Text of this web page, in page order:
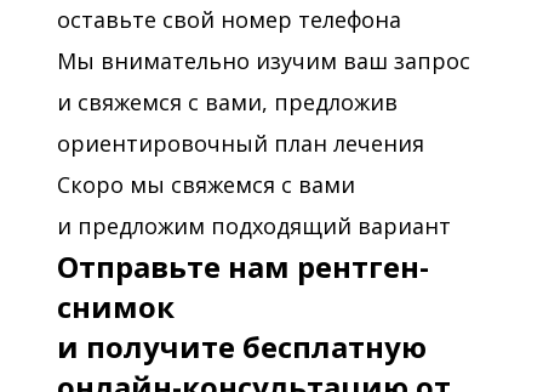
оставьте свой номер телефона
Мы внимательно изучим ваш запрос
и свяжемся с вами, предложив
ориентировочный план лечения
Скоро мы свяжемся с вами
и предложим подходящий вариант
Отправьте нам рентген-
снимок
и получите бесплатную